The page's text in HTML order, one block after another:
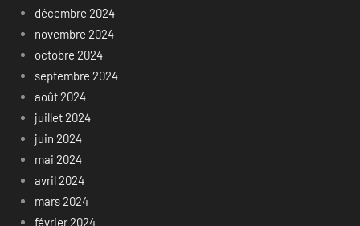
décembre 2024
novembre 2024
octobre 2024
septembre 2024
août 2024
juillet 2024
juin 2024
mai 2024
avril 2024
mars 2024
février 2024